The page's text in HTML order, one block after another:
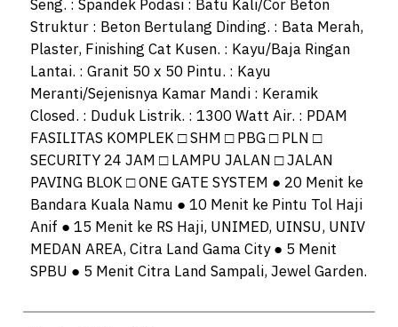
Seng. : Spandek Podasi : Batu Kali/Cor Beton
Struktur : Beton Bertulang Dinding. : Bata Merah,
Plaster, Finishing Cat Kusen. : Kayu/Baja Ringan
Lantai. : Granit 50 x 50 Pintu. : Kayu
Meranti/Sejenisnya Kamar Mandi : Keramik
Closed. : Duduk Listrik. : 1300 Watt Air. : PDAM
FASILITAS KOMPLEK □ SHM □ PBG □ PLN □
SECURITY 24 JAM □ LAMPU JALAN □ JALAN
PAVING BLOK □ ONE GATE SYSTEM ● 20 Menit ke
Bandara Kuala Namu ● 10 Menit ke Pintu Tol Haji
Anif ● 15 Menit ke RS Haji, UNIMED, UINSU, UNIV
MEDAN AREA, Citra Land Gama City ● 5 Menit
SPBU ● 5 Menit Citra Land Sampali, Jewel Garden.